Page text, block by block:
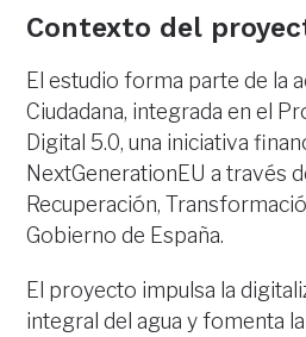
Contexto del
El estudio forma parte de la
Ciudadana, integrada en el
Digital 5.0, una iniciativa
NextGenerationEU a través
Recuperación,
Gobierno de España.
El proyecto impulsa la
integral del agua y fomenta